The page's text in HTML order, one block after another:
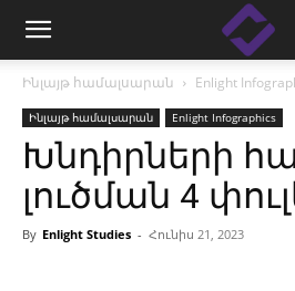
Ինլայթ համալսարան Enlight
Ինլայթ համալսարան Enlight Infographics
Խնդիրների
լուծման 4
By Enlight Studies - Հունիս 21, 2023